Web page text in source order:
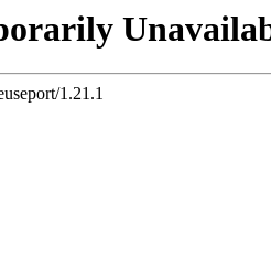
1.21.1